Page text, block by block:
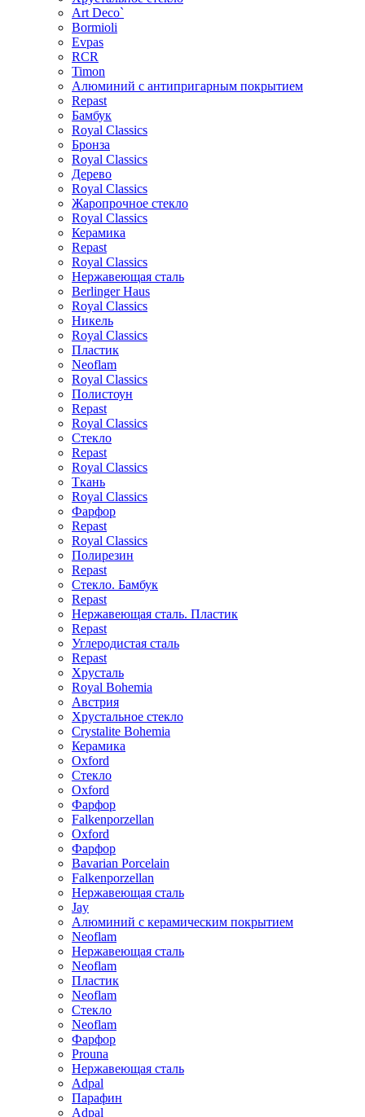
Art Deco`
Bormioli
Evpas
RCR
Timon
Алюминий с антипригарным покрытием
Repast
Бамбук
Royal Classics
Бронза
Royal Classics
Дерево
Royal Classics
Жаропрочное стекло
Royal Classics
Керамика
Repast
Royal Classics
Нержавеющая сталь
Berlinger Haus
Royal Classics
Никель
Royal Classics
Пластик
Neoflam
Royal Classics
Полистоун
Repast
Royal Classics
Стекло
Repast
Royal Classics
Ткань
Royal Classics
Фарфор
Repast
Royal Classics
Полирезин
Repast
Стекло. Бамбук
Repast
Нержавеющая сталь. Пластик
Repast
Углеродистая сталь
Repast
Хрусталь
Royal Bohemia
Австрия
Хрустальное стекло
Crystalite Bohemia
Керамика
Oxford
Стекло
Oxford
Фарфор
Falkenporzellan
Oxford
Фарфор
Bavarian Porcelain
Falkenporzellan
Нержавеющая сталь
Jay
Алюминий с керамическим покрытием
Neoflam
Нержавеющая сталь
Neoflam
Пластик
Neoflam
Стекло
Neoflam
Фарфор
Prouna
Нержавеющая сталь
Adpal
Парафин
Adpal